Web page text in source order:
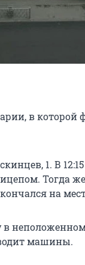
в которой
1. В 12:15
Тогда
на
неположенном
водит машины.